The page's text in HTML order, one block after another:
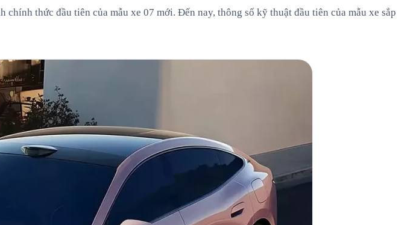
thức đầu tiên của mẫu xe 07 mới. Đến nay, thông số kỹ thuật đầu tiên của mẫu xe sắp